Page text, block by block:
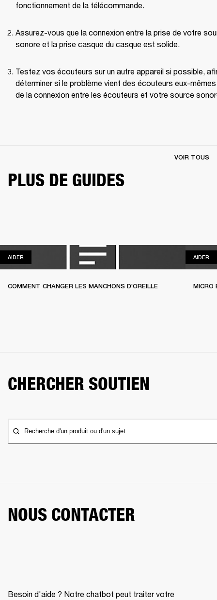
fonctionnement de la télécommande.
Assurez-vous que la connexion entre la prise de votre
sonore et la prise casque du casque est solide.
Testez vos écouteurs sur un autre appareil si possible,
déterminer si le problème vient des écouteurs eux-
de la connexion entre les écouteurs et votre source
PLUS DE GUIDES
VOIR TOUS
AIDER
COMMENT CHANGER LES MANCHONS D'OREILLE
AIDER
MICRO
CHERCHER SOUTIEN
Recherche d'un produit ou d'un sujet
NOUS CONTACTER
Besoin d'aide ? Notre chatbot peut traiter votre